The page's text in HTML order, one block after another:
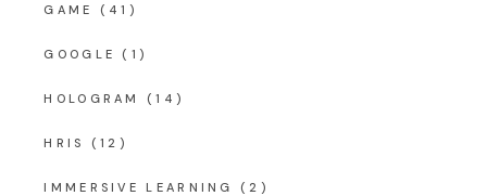
GAME (41)
GOOGLE (1)
HOLOGRAM (14)
HRIS (12)
IMMERSIVE LEARNING (2)